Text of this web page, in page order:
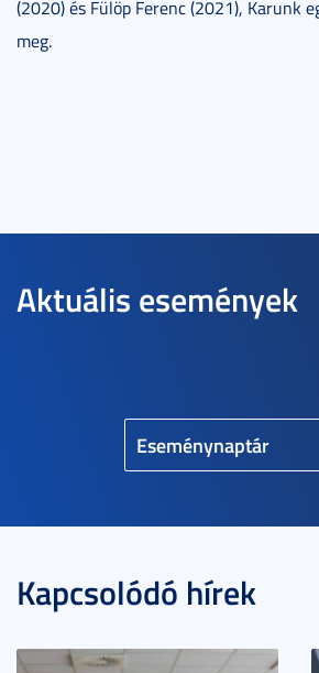
(2020) és Fülöp Ferenc (2021), Karunk
meg.
Aktuális események
Eseménynaptár
Kapcsolódó hírek